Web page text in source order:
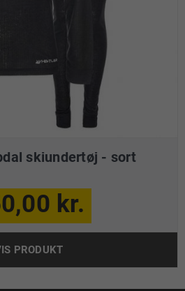
skiundertøj - sort
kr.
PRODUKT